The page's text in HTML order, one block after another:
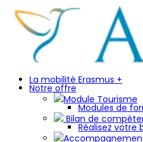
La mobilité Erasmus +
Notre offre
Module Tourisme
Modules de
Bilan de
Réalisez votre